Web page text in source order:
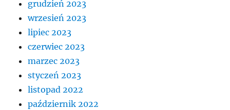
grudzień 2023
wrzesień 2023
lipiec 2023
czerwiec 2023
marzec 2023
styczeń 2023
listopad 2022
październik 2022